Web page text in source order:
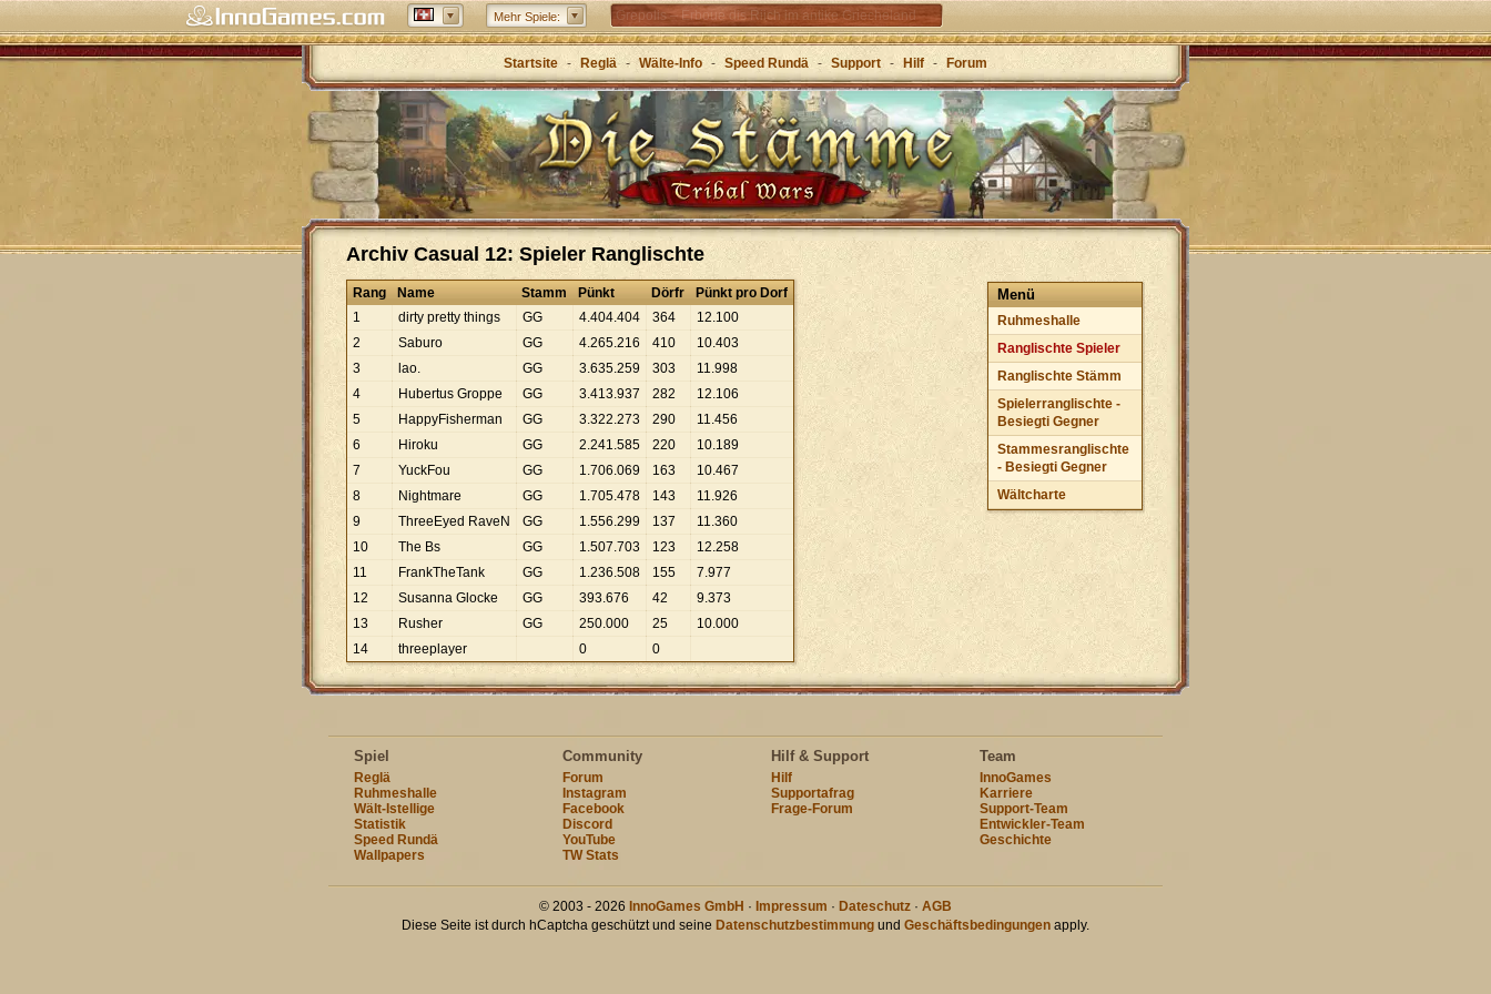
Mehr Spiele: Grepolis – Erboue dis Riich im antike Griecheland
Startsite - Reglä - Wälte-Info - Speed Rundä - Support - Hilf - Forum
Archiv Casual 12: Spieler Ranglischte
Menü
Ruhmeshalle
Ranglischte Spieler
Ranglischte Stämm
Spielerranglischte -
Besiegti Gegner
Stammesranglischte
- Besiegti Gegner
Wältcharte
Rang Name Stamm Pünkt Dörfr
Pünkt pro Dorf
1
dirty pretty things GG 4.404.404 364 12.100
2
Saburo GG 4.265.216 410 10.403
3
lao. GG 3.635.259 303 11.998
4
Hubertus Groppe GG 3.413.937 282 12.106
5
HappyFisherman GG 3.322.273 290 11.456
6
Hiroku GG 2.241.585 220 10.189
7
YuckFou GG 1.706.069 163 10.467
8
Nightmare GG 1.705.478 143 11.926
9
ThreeEyed RaveN GG 1.556.299 137 11.360
10
The Bs GG 1.507.703 123 12.258
11
FrankTheTank GG 1.236.508 155 7.977
12
Susanna Glocke GG 393.676 42 9.373
13
Rusher GG 250.000 25 10.000
14
threeplayer 0 0
Spiel
Reglä
Ruhmeshalle
Wält-Istellige
Statistik
Speed Rundä
Wallpapers
Community
Forum
Instagram
Facebook
Discord
YouTube
TW Stats
Hilf & Support
Hilf
Supportafrag
Frage-Forum
Team
InnoGames
Karriere
Support-Team
Entwickler-Team
Geschichte
© 2003 - 2026 InnoGames GmbH · Impressum · Dateschutz · AGB
Diese Seite ist durch hCaptcha geschützt und seine Datenschutzbestimmung und Geschäftsbedingungen apply.